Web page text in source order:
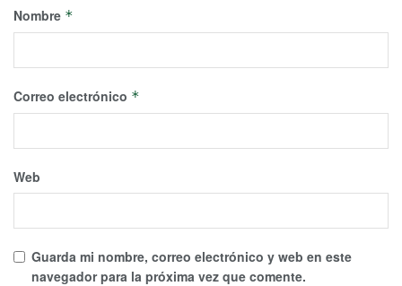
Nombre *
Correo electrónico *
Web
Guarda mi nombre, correo electrónico y web en este
navegador para la próxima vez que comente.